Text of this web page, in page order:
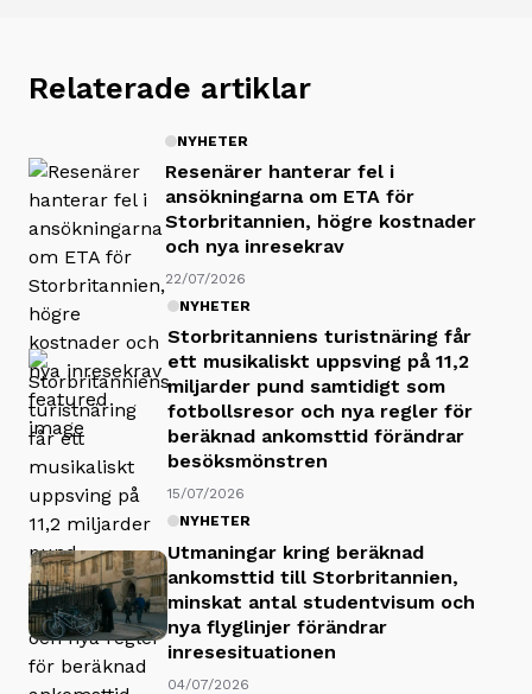
Relaterade artiklar
NYHETER
Resenärer hanterar fel i
ansökningarna om ETA för
Storbritannien, högre kostnader
och nya inresekrav
22/07/2026
NYHETER
Storbritanniens turistnäring får
ett musikaliskt uppsving på 11,2
miljarder pund samtidigt som
fotbollsresor och nya regler för
beräknad ankomsttid förändrar
besöksmönstren
15/07/2026
NYHETER
Utmaningar kring beräknad
ankomsttid till Storbritannien,
minskat antal studentvisum och
nya flyglinjer förändrar
inresesituationen
04/07/2026